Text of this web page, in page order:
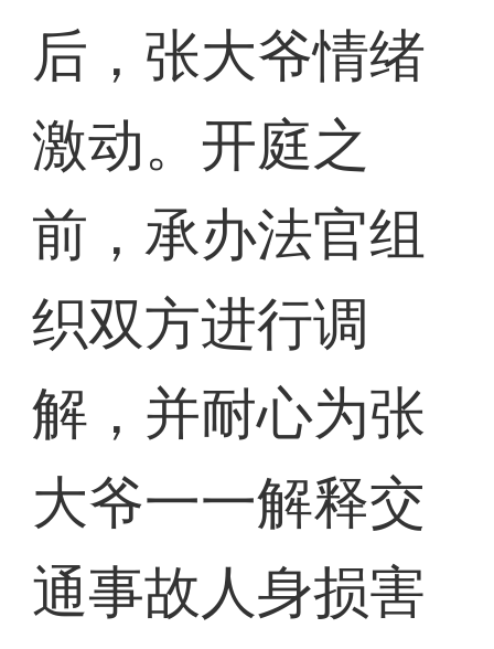
后，张大爷情绪
激动。开庭之
前，承办法官组
织双方进行调
解，并耐心为张
大爷一一解释交
通事故人身损害